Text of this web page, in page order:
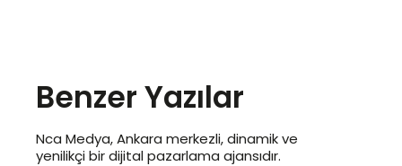
Benzer Yazılar
Nca Medya, Ankara merkezli, dinamik ve
yenilikçi bir dijital pazarlama ajansıdır.